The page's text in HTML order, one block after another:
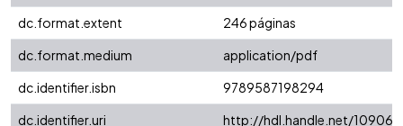
dc.format.extent
246 páginas
dc.format.medium
application/pdf
dc.identifier.isbn
9789587198294
dc.identifier.uri
http://hdl.handle.net/10906/